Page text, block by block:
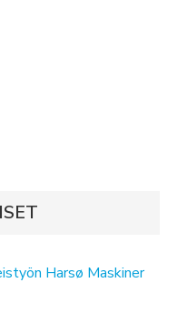
Harsø Maskiner